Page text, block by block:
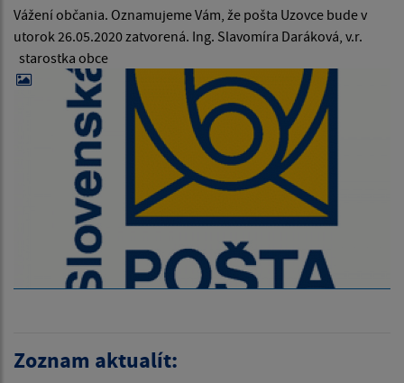
Vážení občania. Oznamujeme Vám, že pošta Uzovce bude v
utorok 26.05.2020 zatvorená. Ing. Slavomíra Daráková, v.r.
starostka obce
Zoznam aktualít: